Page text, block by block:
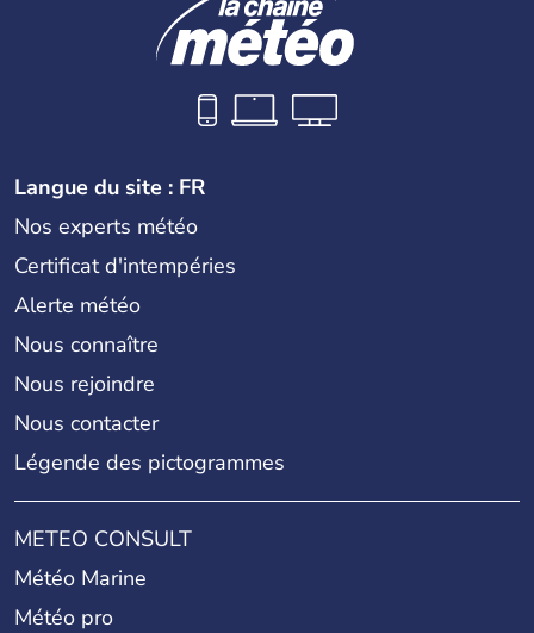
Langue du site : FR
Nos experts météo
Certificat d'intempéries
Alerte météo
Nous connaître
Nous rejoindre
Nous contacter
Légende des pictogrammes
METEO CONSULT
Météo Marine
Météo pro